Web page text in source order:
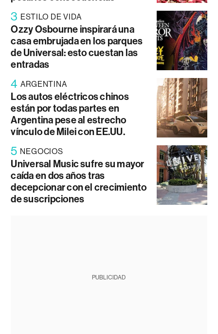
3 ESTILO DE VIDA
Ozzy Osbourne inspirará una
casa embrujada en los parques
de Universal: esto cuestan las
entradas
4 ARGENTINA
Los autos eléctricos chinos
están por todas partes en
Argentina pese al estrecho
vínculo de Milei con EE.UU.
5 NEGOCIOS
Universal Music sufre su mayor
caída en dos años tras
decepcionar con el crecimiento
de suscripciones
PUBLICIDAD